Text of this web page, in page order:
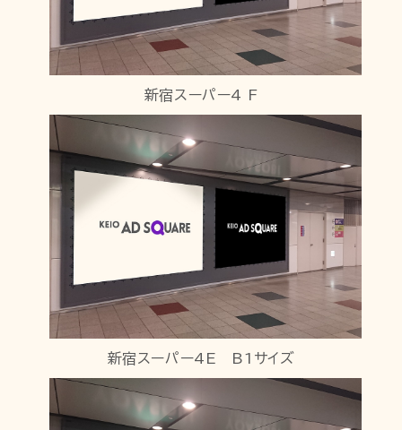
新宿スーパー4 F
新宿スーパー4E B1サイズ